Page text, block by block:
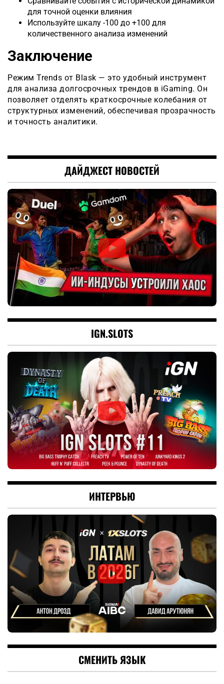
для точной оценки влияния
Используйте шкалу -100 до +100 для
количественного анализа изменений
Заключение
Режим Trends от Blask — это удобный инструмент
для анализа долгосрочных трендов в iGaming. Он
позволяет отделять краткосрочные колебания от
структурных изменений, обеспечивая прозрачность
и точность аналитики.
ДАЙДЖЕСТ НОВОСТЕЙ
IGN.SLOTS
ИНТЕРВЬЮ
СМЕНИТЬ ЯЗЫК